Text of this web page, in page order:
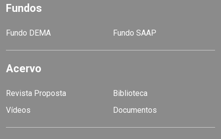
Fundos
Fundo DEMA Fundo SAAP
Acervo
Revista Proposta
Biblioteca
Vídeos
Documentos